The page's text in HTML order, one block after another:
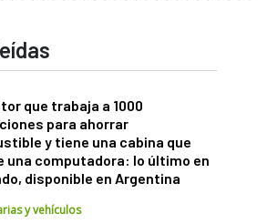
que trabaja a 1000
para ahorrar
y tiene una cabina que
una computadora: lo último en
disponible en Argentina
y vehículos